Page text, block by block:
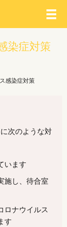
メ
染症対策
感染症対策
次のような対
います
施し、待合室
ロナウイルス
す